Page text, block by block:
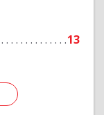
13